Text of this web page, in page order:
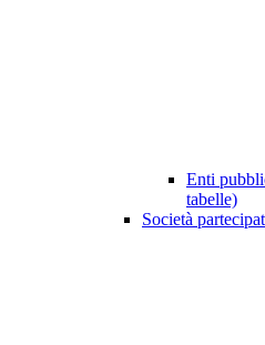
Enti
tabelle)
Società